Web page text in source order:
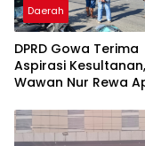
Daerah
DPRD Gowa Terima
Aspirasi Kesultanan,
Wawan Nur Rewa